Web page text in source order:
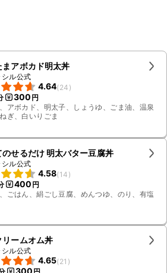
まアボカド明太丼
シル公式
4.64(24 )
300 円
アボカド、明太子、しょうゆ、ごま油、温泉
ぎ、白いりごま
のせるだけ 明太バター豆腐丼
シル公式
4.58(14 )
400 円
ごはん、絹ごし豆腐、めんつゆ、のり、有塩
リームオム丼
シル公式
4.65(21 )
300